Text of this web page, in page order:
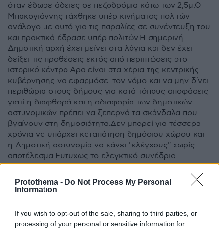
Protothema - Do Not Process My Personal
Information
If you wish to opt-out of the sale, sharing to third parties, or
processing of your personal or sensitive information for
όταν έδωσε άδειες σε πεζοδρόμια κάτω των 2,5μ.Ο
Μπακογιάννης τάχθηκε υπέρ κινήματος πολιτών
ανάλογο με αυτό για τις παραλίες σε συνέντευξη του
και πρακτικά έδρασε υπέρ πολιτών.Η σημερινή
Δημοτική αρχή έχει μείνει στα λόγια και δεν έχει
δείξει τις προθέσεις εκτός από περιπτώσεις στο
ιστορικό κέντρο.Αρα είναι στα χέρια της κεντρικής
κυβέρνησης να εφαρμόσει τον νόμο και να μην δίνει
περιθώρια στους δήμους για κατά τόπους αποφάσεις
γιατί η διαφθορά και η αδιαφορία των δημοτικών
αστυνομικών πρέπει να ξεπερνά τα σκάνδαλα που
βγαίνουν στη δημοσιότητα.Δεν μπορεί για τέσσερα
χρόνια να υπάρχει καταπάτηση δημόσιου χώρου και
η Δημοτική αστυνομία να κάνει "ελέγχους" χωρίς
αποτέλεσμα.Ευτυχως το ελεγκτικό συνέδριο
φανέρωσε την πραγματικότητα.Επισης πρέπει να
υπάρξει ρήτρα ώστε οι εξωτερικοί χώροι να μην
χρησιμοποιούνται σε ώρες κοινής ησυχίας. Για
την ποιότητα ζωής των κατοίκων η πλατφόρμα πρέπει
να δείχνει και τα αποτελέσματα των καταγγελιών.